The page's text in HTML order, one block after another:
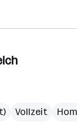
Vollzeit